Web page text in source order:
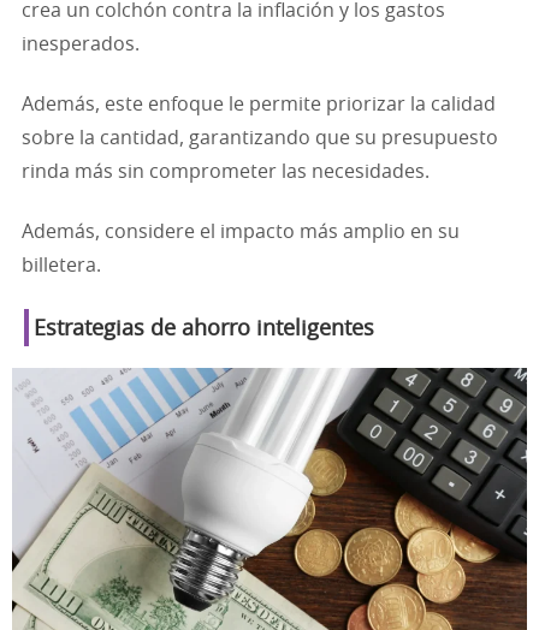
crea un colchón contra la inflación y los gastos
inesperados.
Además, este enfoque le permite priorizar la calidad
sobre la cantidad, garantizando que su presupuesto
rinda más sin comprometer las necesidades.
Además, considere el impacto más amplio en su
billetera.
Estrategias de ahorro inteligentes